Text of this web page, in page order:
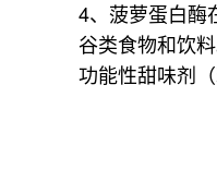
4、菠萝蛋白酶
谷类食物和饮
功能性甜味剂